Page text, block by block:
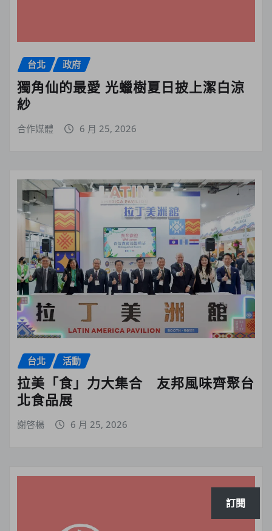
台北 政府
獨角仙的最愛 光蠟樹夏日披上潔白涼
紗
合作媒體 6 月 25, 2026
台北 活動
拉美「食」力大集合 友邦風味齊聚台
北食品展
謝啓楊 6 月 25, 2026
訂閱